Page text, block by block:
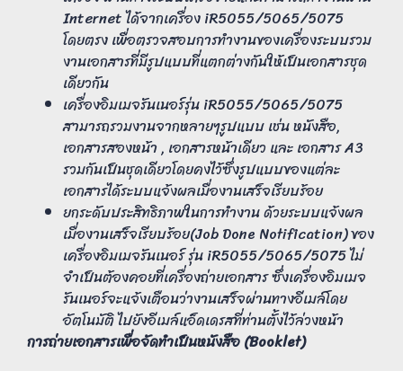
Internet ได้จากเครื่อง iR5055/5065/5075
โดยตรง เพื่อตรวจสอบการทำงานของเครื่องระบบรวม
งานเอกสารที่มีรูปแบบที่แตกต่างกันให้เป็นเอกสารชุด
เดียวกัน
เครื่องอิมเมจรันเนอร์รุ่น iR5055/5065/5075
สามารถรวมงานจากหลายๆรูปแบบ เช่น หนังสือ,
เอกสารสองหน้า , เอกสารหน้าเดียว และ เอกสาร A3
รวมกันเป็นชุดเดียวโดยคงไว้ซึ่งรูปแบบของแต่ละ
เอกสารได้ระบบแจ้งผลเมื่องานเสร็จเรียบร้อย
ยกระดับประสิทธิภาพในการทำงาน ด้วยระบบแจ้งผล
เมื่องานเสร็จเรียบร้อย(Job Done Notification) ของ
เครื่องอิมเมจรันเนอร์ รุ่น iR5055/5065/5075 ไม่
จำเป็นต้องคอยที่เครื่องถ่ายเอกสาร ซึ่งเครื่องอิมเมจ
รันเนอร์จะแจ้งเตือนว่างานเสร็จผ่านทางอีเมล์โดย
อัตโนมัติ ไปยังอีเมล์แอ็ดเดรสที่ท่านตั้งไว้ล่วงหน้า
การถ่ายเอกสารเพื่อจัดทำเป็นหนังสือ (Booklet)